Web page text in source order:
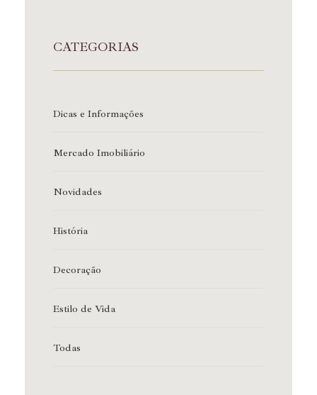
CATEGORIAS
Dicas e Informações
Mercado Imobiliário
Novidades
História
Decoração
Estilo de Vida
Todas